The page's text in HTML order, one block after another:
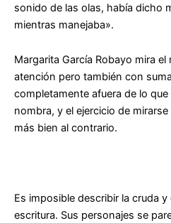
sonido de las olas, había dicho
mientras manejaba».
Margarita García Robayo mira
atención pero también con
completamente afuera de lo
nombra, y el ejercicio de
más bien al contrario.
Es imposible describir la cruda
escritura. Sus personajes se